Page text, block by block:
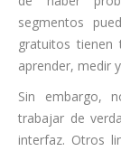
segmentos
gratuitos tienen
aprender, medir
Sin embargo,
trabajar de
interfaz. Otros